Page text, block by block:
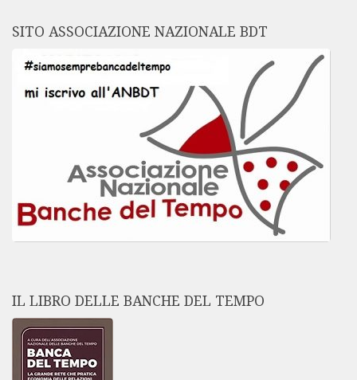
SITO ASSOCIAZIONE NAZIONALE BDT
IL LIBRO DELLE BANCHE DEL TEMPO